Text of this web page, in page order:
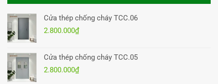
Cửa thép chống cháy TCC.06
2.800.000₫
Cửa thép chống cháy TCC.05
2.800.000₫